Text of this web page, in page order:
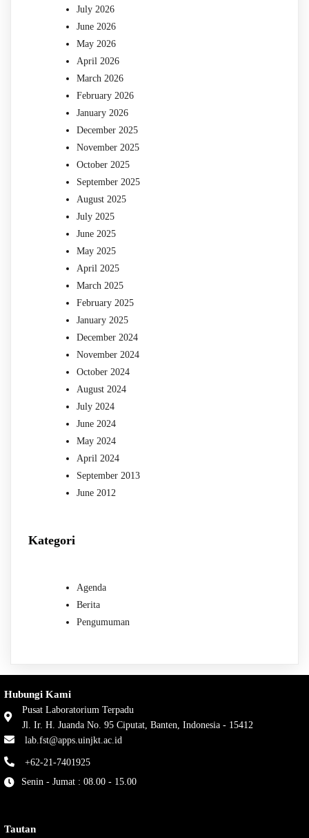
July 2026
June 2026
May 2026
April 2026
March 2026
February 2026
January 2026
December 2025
November 2025
October 2025
September 2025
August 2025
July 2025
June 2025
May 2025
April 2025
March 2025
February 2025
January 2025
December 2024
November 2024
October 2024
August 2024
July 2024
June 2024
May 2024
April 2024
September 2013
June 2012
Kategori
Agenda
Berita
Pengumuman
Hubungi Kami
Pusat Laboratorium Terpadu
Jl. Ir. H. Juanda No. 95 Ciputat, Banten, Indonesia - 15412
lab.fst@apps.uinjkt.ac.id
+62-21-7401925
Senin - Jumat : 08.00 - 15.00
Tautan